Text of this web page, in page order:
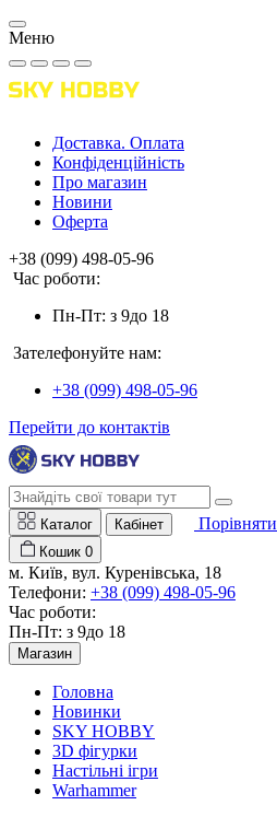
Меню
Доставка. Оплата
Конфіденційність
Про магазин
Новини
Оферта
+38 (099) 498-05-96
Час роботи:
Пн-Пт: з 9до 18
Зателефонуйте нам:
+38 (099) 498-05-96
Перейти до контактів
Каталог Кабінет Порівняти
Кошик 0
м. Київ, вул. Куренівська, 18
Телефони: +38 (099) 498-05-96
Час роботи:
Пн-Пт: з 9до 18
Магазин
Головна
Новинки
SKY HOBBY
3D фігурки
Настільні ігри
Warhammer